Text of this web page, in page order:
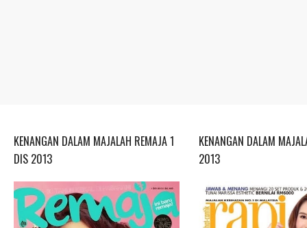
KENANGAN DALAM MAJALAH REMAJA 1
DIS 2013
KENANGAN DALAM
2013